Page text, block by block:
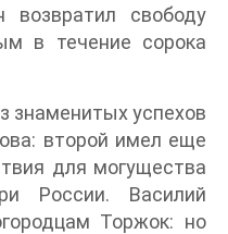
возвратил свободу
в течение сорока
знаменитых успехов
второй имел еще
для могущества
России. Василий
Торжок: но